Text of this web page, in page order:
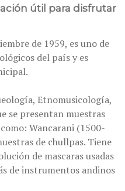
útil para disfrutar
de 1959, es uno de
del país y es
Etnomusicología,
se presentan muestras
Wancarani (1500-
de chullpas. Tiene
de mascaras usadas
de instrumentos andinos